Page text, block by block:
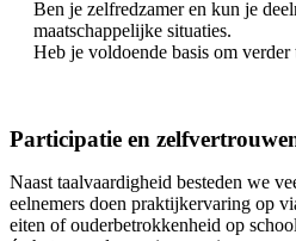
Ben je zelfredzamer en kun je
maatschappelijke situaties.
Heb je voldoende basis om verder
Participatie en
Naast taalvaardigheid besteden we
eelnemers doen praktijkervaring op
eiten of ouderbetrokkenheid op